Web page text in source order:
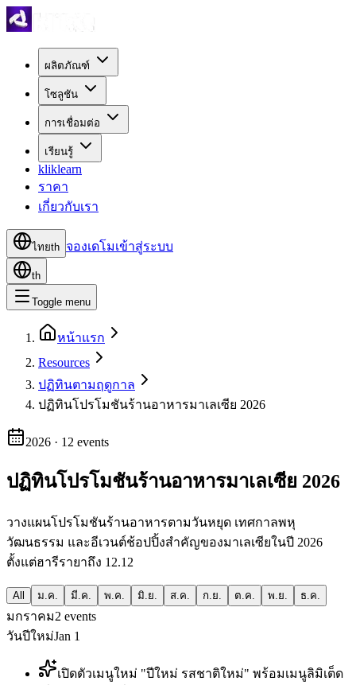
ผลิตภัณฑ์
โซลูชัน
การเชื่อมต่อ
เรียนรู้
kliklearn
ราคา
เกี่ยวกับเรา
ไทยth จองเดโมเข้าสู่ระบบ
th
Toggle menu
หน้าแรก
Resources
ปฏิทินตามฤดูกาล
ปฏิทินโปรโมชันร้านอาหารมาเลเซีย 2026
2026 · 12 events
ปฏิทินโปรโมชันร้านอาหารมาเลเซีย 2026
วางแผนโปรโมชันร้านอาหารตามวันหยุด เทศกาลพหุ
วัฒนธรรม และอีเวนต์ช้อปปิ้งสำคัญของมาเลเซียในปี 2026
ตั้งแต่ฮารีรายาถึง 12.12
All ม.ค. มี.ค. พ.ค. มิ.ย. ส.ค. ก.ย. ต.ค. พ.ย. ธ.ค.
มกราคม2 events
วันปีใหม่Jan 1
เปิดตัวเมนูใหม่ "ปีใหม่ รสชาติใหม่" พร้อมเมนูลิมิเต็ด